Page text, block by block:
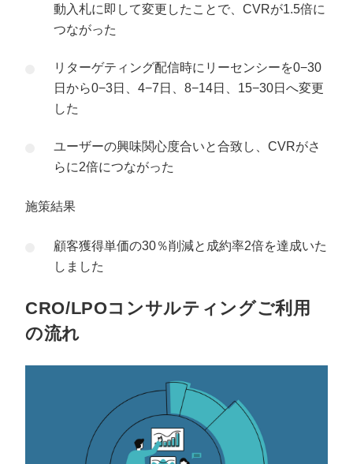
動入札に即して変更したことで、CVRが1.5倍に
つながった
リターゲティング配信時にリーセンシーを0−30
日から0−3日、4−7日、8−14日、15−30日へ変更
した
ユーザーの興味関心度合いと合致し、CVRがさ
らに2倍につながった
施策結果
顧客獲得単価の30％削減と成約率2倍を達成いた
しました
CRO/LPOコンサルティングご利用
の流れ